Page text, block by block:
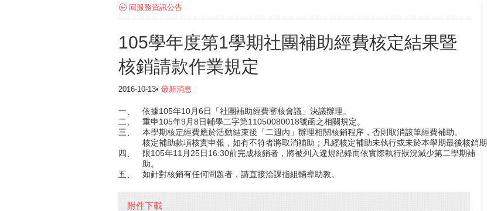
回服務資訊公告
105學年度第1學期社團補助經費核定結果暨
核銷請款作業規定
2016-10-13• 最新消息
一、
依據105年10月6日「社團補助經費審核會議」決議辦理。
二、
重申105年9月8日輔學二字第11050080018號函之相關規定。
三、
本學期核定經費應於活動結束後「二週內」辦理相關核銷程序，否則取消該筆經費補助。
四、
核定補助款項核實申報，如有不符者將取消補助；凡經核定補助未執行或未於本學期最後核銷期
限105年11月25日16:30前完成核銷者，將被列入違規紀錄而依實際執行狀況減少第二學期補
助。
五、
如針對核銷有任何問題者，請直接洽課指組輔導助教。
附件下載